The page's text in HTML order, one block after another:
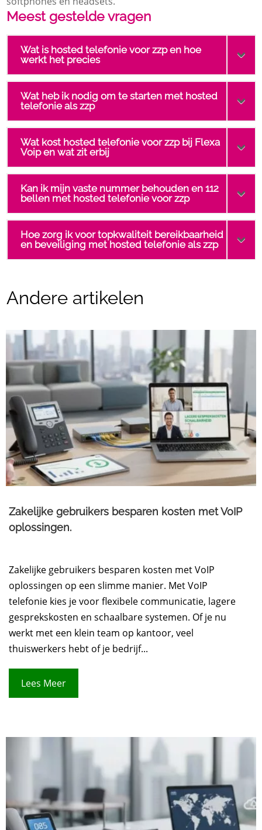
Meest gestelde vragen
Wat is hosted telefonie voor zzp en hoe
werkt het precies
Wat heb ik nodig om te starten met hosted
telefonie als zzp
Wat kost hosted telefonie voor zzp bij Flexa
Voip en wat zit erbij
Kan ik mijn vaste nummer behouden en 112
bellen met hosted telefonie voor zzp
Hoe zorg ik voor topkwaliteit bereikbaarheid
en beveiliging met hosted telefonie als zzp
Andere artikelen
Zakelijke gebruikers besparen kosten met VoIP
oplossingen.
Zakelijke gebruikers besparen kosten met VoIP
oplossingen op een slimme manier. Met VoIP
telefonie kies je voor flexibele communicatie, lagere
gesprekskosten en schaalbare systemen. Of je nu
werkt met een klein team op kantoor, veel
thuiswerkers hebt of je bedrijf...
Lees Meer